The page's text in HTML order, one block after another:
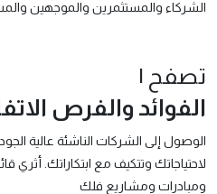
الشركاء والمستثمرين والموجهين
تصفح |
الفوائد والفرص
الوصول إلى الشركات الناشئة عالية
لاحتياجاتك وتتكيف مع ابتكاراتك. أثري
ومبادرات ومشاريع فلك